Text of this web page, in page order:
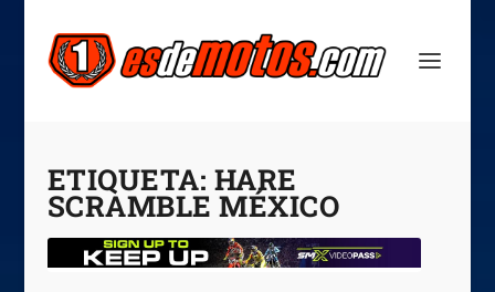
ETIQUETA: HARE
SCRAMBLE MÉXICO